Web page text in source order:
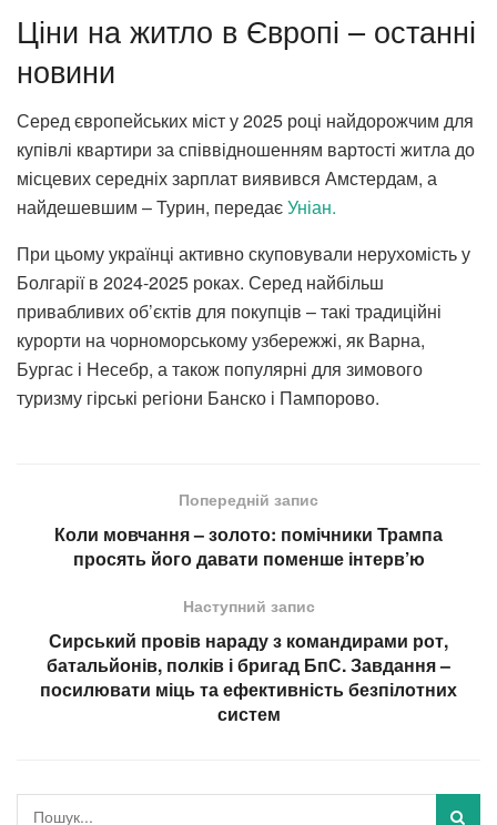
Ціни на житло в Європі – останні
новини
Серед європейських міст у 2025 році найдорожчим для
купівлі квартири за співвідношенням вартості житла до
місцевих середніх зарплат виявився Амстердам, а
найдешевшим – Турин, передаєУніан.
При цьому українці активно скуповували нерухомість у
Болгарії в 2024-2025 роках. Серед найбільш
привабливих об’єктів для покупців – такі традиційні
курорти на чорноморському узбережжі, як Варна,
Бургас і Несебр, а також популярні для зимового
туризму гірські регіони Банско і Пампорово.
Попередній запис
Коли мовчання – золото: помічники Трампа
просять його давати поменше інтерв’ю
Наступний запис
Сирський провів нараду з командирами рот,
батальйонів, полків і бригад БпС. Завдання –
посилювати міць та ефективність безпілотних
систем